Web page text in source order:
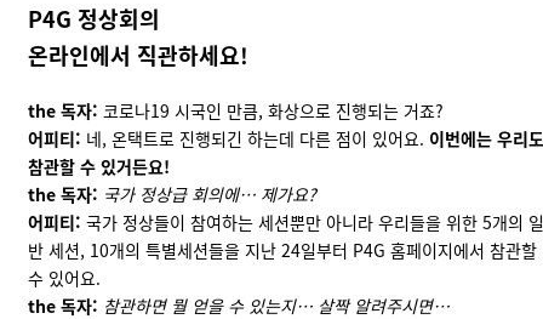
P4G 정상회의
온라인에서 직관하세요!
the 독자: 코로나19 시국인 만큼, 화상으로 진행되는 거죠?
어피티: 네, 온택트로 진행되긴 하는데 다른 점이 있어요. 이번에는 우리도
참관할 수 있거든요!
the 독자: 국가 정상급 회의에… 제가요?
어피티: 국가 정상들이 참여하는 세션뿐만 아니라 우리들을 위한 5개의 일
반 세션, 10개의 특별세션들을 지난 24일부터 P4G 홈페이지에서 참관할
수 있어요.
the 독자: 참관하면 뭘 얻을 수 있는지… 살짝 알려주시면…